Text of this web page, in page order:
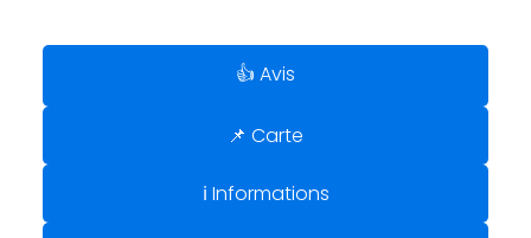
👍 Avis
📌 Carte
ℹ️ Informations